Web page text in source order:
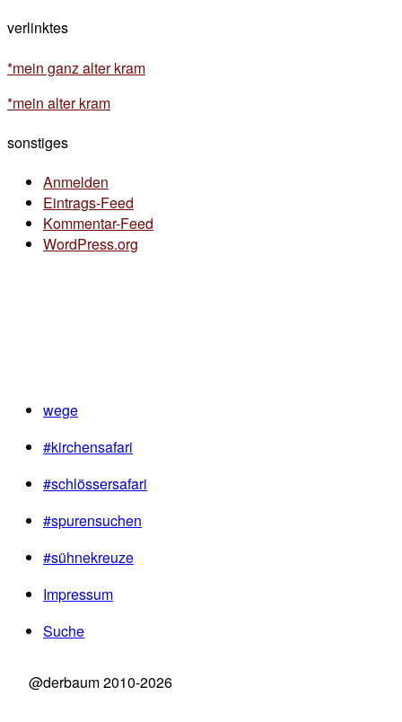
verlinktes
*mein ganz alter kram
*mein alter kram
sonstiges
Anmelden
Eintrags-Feed
Kommentar-Feed
WordPress.org
wege
#kirchensafari
#schlössersafari
#spurensuchen
#sühnekreuze
Impressum
Suche
@derbaum 2010-2026